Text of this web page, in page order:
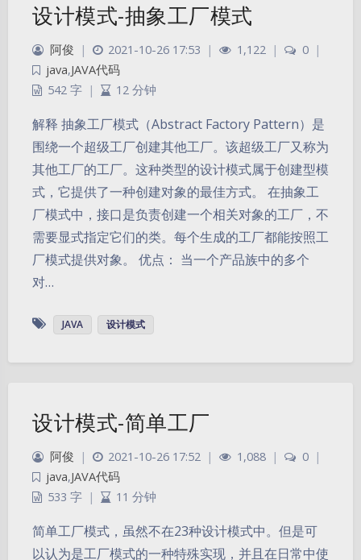
设计模式-抽象工厂模式
阿俊 | 2021-10-26 17:53 | 1,122 | 0 |
java,JAVA代码
542 字 | 12 分钟
解释 抽象工厂模式（Abstract Factory Pattern）是
围绕一个超级工厂创建其他工厂。该超级工厂又称为
其他工厂的工厂。这种类型的设计模式属于创建型模
式，它提供了一种创建对象的最佳方式。 在抽象工
厂模式中，接口是负责创建一个相关对象的工厂，不
需要显式指定它们的类。每个生成的工厂都能按照工
厂模式提供对象。 优点： 当一个产品族中的多个
对…
JAVA 设计模式
设计模式-简单工厂
阿俊 | 2021-10-26 17:52 | 1,088 | 0 |
java,JAVA代码
533 字 | 11 分钟
简单工厂模式，虽然不在23种设计模式中。但是可
以认为是工厂模式的一种特殊实现，并且在日常中使